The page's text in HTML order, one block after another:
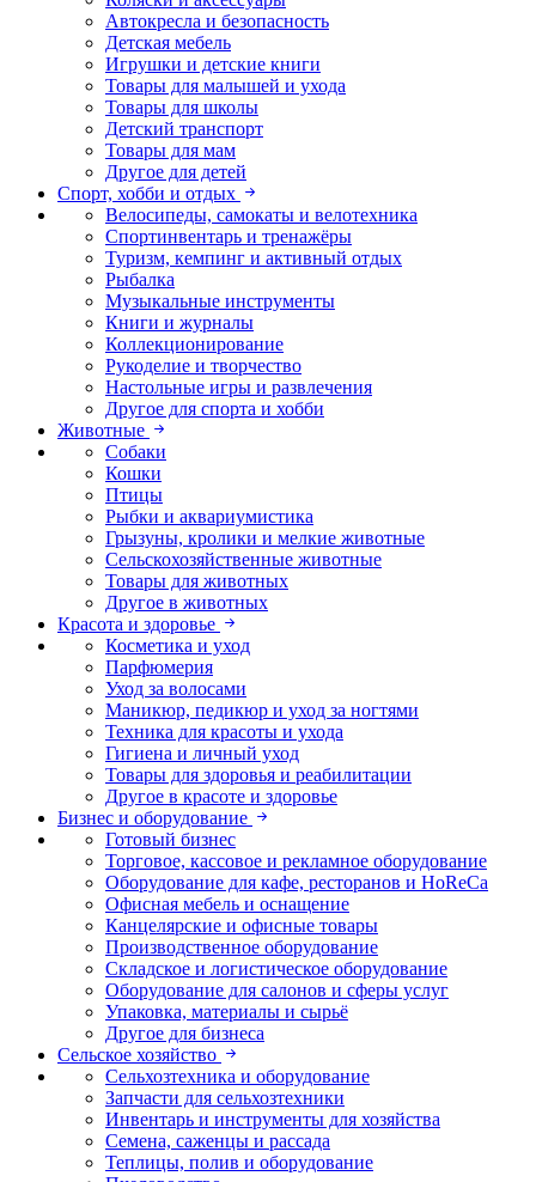
Автокресла и безопасность
Детская мебель
Игрушки и детские книги
Товары для малышей и ухода
Товары для школы
Детский транспорт
Товары для мам
Другое для детей
Спорт, хобби и отдых
Велосипеды, самокаты и велотехника
Спортинвентарь и тренажёры
Туризм, кемпинг и активный отдых
Рыбалка
Музыкальные инструменты
Книги и журналы
Коллекционирование
Рукоделие и творчество
Настольные игры и развлечения
Другое для спорта и хобби
Животные
Собаки
Кошки
Птицы
Рыбки и аквариумистика
Грызуны, кролики и мелкие животные
Сельскохозяйственные животные
Товары для животных
Другое в животных
Красота и здоровье
Косметика и уход
Парфюмерия
Уход за волосами
Маникюр, педикюр и уход за ногтями
Техника для красоты и ухода
Гигиена и личный уход
Товары для здоровья и реабилитации
Другое в красоте и здоровье
Бизнес и оборудование
Готовый бизнес
Торговое, кассовое и рекламное оборудование
Оборудование для кафе, ресторанов и HoReCa
Офисная мебель и оснащение
Канцелярские и офисные товары
Производственное оборудование
Складское и логистическое оборудование
Оборудование для салонов и сферы услуг
Упаковка, материалы и сырьё
Другое для бизнеса
Сельское хозяйство
Сельхозтехника и оборудование
Запчасти для сельхозтехники
Инвентарь и инструменты для хозяйства
Семена, саженцы и рассада
Теплицы, полив и оборудование